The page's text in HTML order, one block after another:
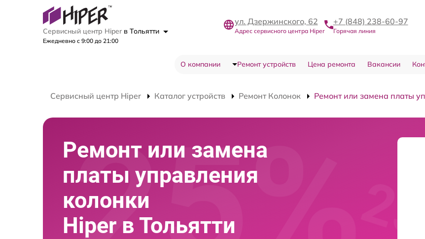
Сервисный центр Hiper в Тольятти
Ежедневно с 9:00 до 21:00
ул. Дзержинского, 62
Адрес сервисного центра Hiper
+7 (848) 238-60-97
Горячая линия
О компании Ремонт устройств Цена ремонта Вакансии
Сервисный центр Hiper Каталог устройств Ремонт Колонок Ремонт или замена платы
Ремонт или замена
платы управления
колонки
Hiper в Тольятти